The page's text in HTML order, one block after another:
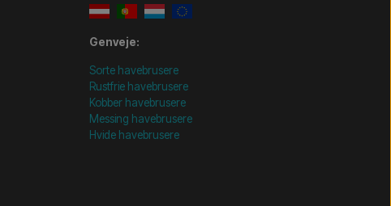
Genveje:
Sorte havebrusere
Rustfrie havebrusere
Kobber havebrusere
Messing havebrusere
Hvide havebrusere